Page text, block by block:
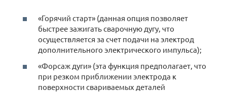
«Горячий старт» (данная опция позволяет
быстрее зажигать сварочную дугу, что
осуществляется за счет подачи на электрод
дополнительного электрического импульса);
«Форсаж дуги» (эта функция предполагает, что
при резком приближении электрода к
поверхности свариваемых деталей